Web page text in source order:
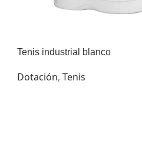
Tenis industrial blanco
Dotación, Tenis